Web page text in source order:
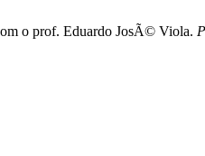
o prof. Eduardo JosÃ© Viola.